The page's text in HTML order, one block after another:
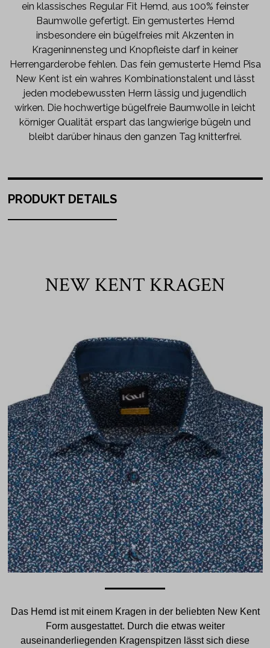
ein klassisches Regular Fit Hemd, aus 100% feinster
Baumwolle gefertigt. Ein gemustertes Hemd
insbesondere ein bügelfreies mit Akzenten in
Krageninnensteg und Knopfleiste darf in keiner
Herrengarderobe fehlen. Das fein gemusterte Hemd Pisa
New Kent ist ein wahres Kombinationstalent und lässt
jeden modebewussten Herrn lässig und jugendlich
wirken. Die hochwertige bügelfreie Baumwolle in leicht
körniger Qualität erspart das langwierige bügeln und
bleibt darüber hinaus den ganzen Tag knitterfrei.
PRODUKT DETAILS
NEW KENT KRAGEN
Das Hemd ist mit einem Kragen in der beliebten New Kent
Form ausgestattet. Durch die etwas weiter
auseinanderliegenden Kragenspitzen lässt sich diese